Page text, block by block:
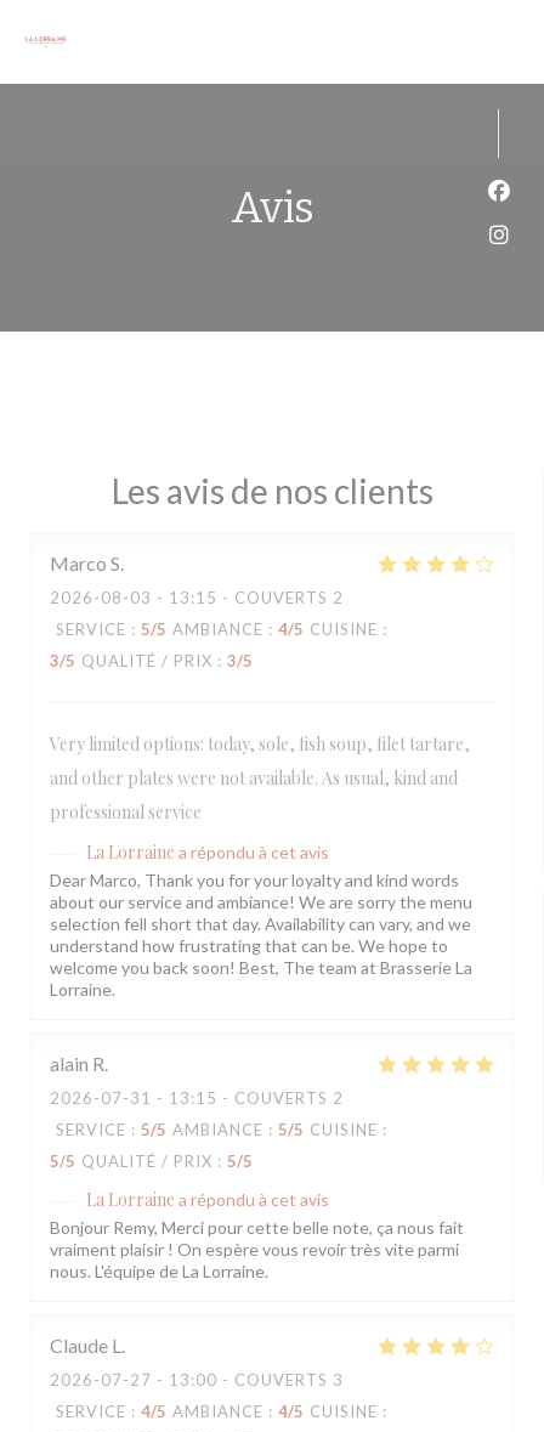
Avis
Les avis de nos clients
Marco S
2026-08-03 - 13:15 - COUVERTS 2
SERVICE : 5/5 AMBIANCE : 4/5 CUISINE :
3/5 QUALITÉ / PRIX : 3/5
Very limited options: today, sole, fish soup, filet tartare,
and other plates were not available. As usual, kind and
professional service
La Lorraine a répondu à cet avis
Dear Marco, Thank you for your loyalty and kind words
about our service and ambiance! We are sorry the menu
selection fell short that day. Availability can vary, and we
understand how frustrating that can be. We hope to
welcome you back soon! Best, The team at Brasserie La
Lorraine.
alain R
2026-07-31 - 13:15 - COUVERTS 2
SERVICE : 5/5 AMBIANCE : 5/5 CUISINE :
5/5 QUALITÉ / PRIX : 5/5
La Lorraine a répondu à cet avis
Bonjour Remy, Merci pour cette belle note, ça nous fait
vraiment plaisir ! On espère vous revoir très vite parmi
nous. L'équipe de La Lorraine.
Claude L
2026-07-27 - 13:00 - COUVERTS 3
SERVICE : 4/5 AMBIANCE : 4/5 CUISINE :